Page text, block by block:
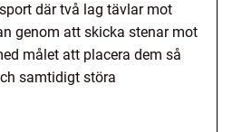
där två lag tävlar mot
genom att skicka stenar mot
målet att placera dem så
samtidigt störa